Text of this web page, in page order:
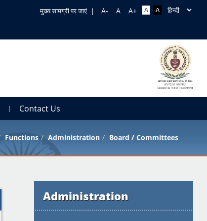
मुख्य सामग्री पर जाएं |
Contact Us
Functions Administration Board / Committees
Administration